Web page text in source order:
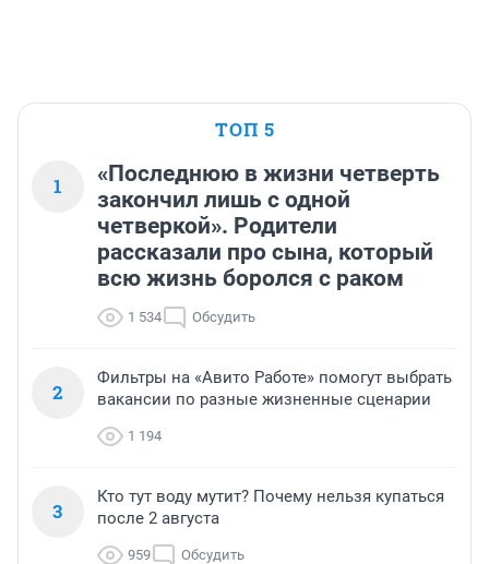
ТОП 5
1
«Последнюю в жизни четверть
закончил лишь с одной
четверкой». Родители
рассказали про сына, который
всю жизнь боролся с раком
1 534 Обсудить
2
Фильтры на «Авито Работе» помогут выбрать
вакансии по разные жизненные сценарии
1 194
3
Кто тут воду мутит? Почему нельзя купаться
после 2 августа
959 Обсудить